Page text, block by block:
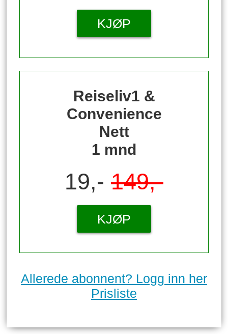
KJØP
Reiseliv1 &
Convenience
Nett
1 mnd
19,- 149,-
KJØP
Allerede abonnent? Logg inn her
Prisliste